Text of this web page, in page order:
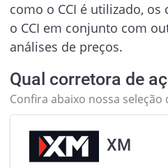
como o CCI é utilizado,
o CCI em conjunto com
análises de preços.
Qual corretora de
Confira abaixo nossa
XM